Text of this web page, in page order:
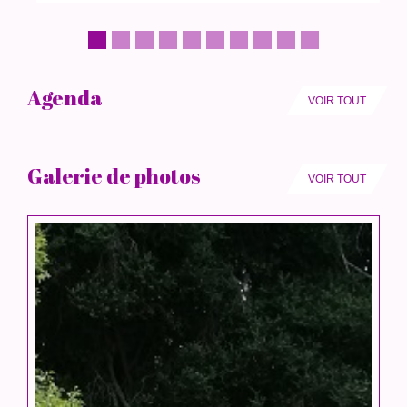
Agenda VOIR TOUT
Galerie de photos VOIR TOUT